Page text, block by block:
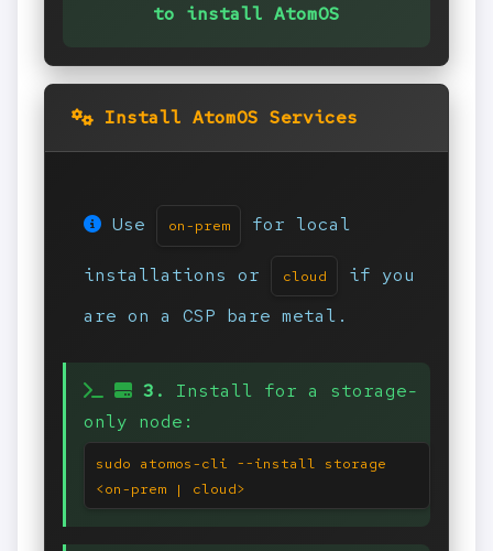
to install AtomOS
Install AtomOS Services
Use on-prem for local
installations or cloud
if you
are on a CSP bare metal.
3. Install for a storage-
only node:
sudo atomos-cli --install storage
<on-prem | cloud>